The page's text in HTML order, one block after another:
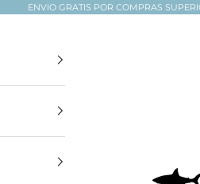
ENVIO GRATIS POR COMPRAS
Salvador